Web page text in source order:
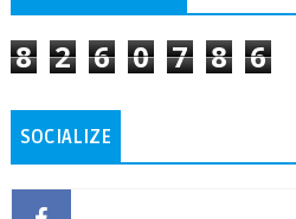
8 2 6 0 7 8 6
SOCIALIZE